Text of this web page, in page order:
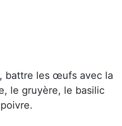
battre les œufs avec la
le gruyère, le basilic